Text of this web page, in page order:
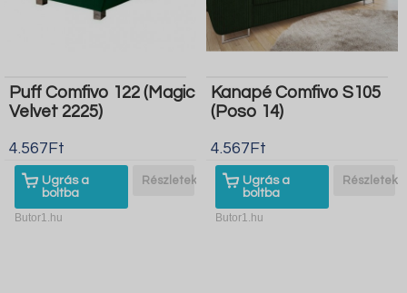
Puff Comfivo 122 (Magic
Velvet 2225)
4.567Ft
Ugrás a
boltba
Részletek
Butor1.hu
Kanapé Comfivo S105
(Poso 14)
4.567Ft
Ugrás a
boltba
Részletek
Butor1.hu